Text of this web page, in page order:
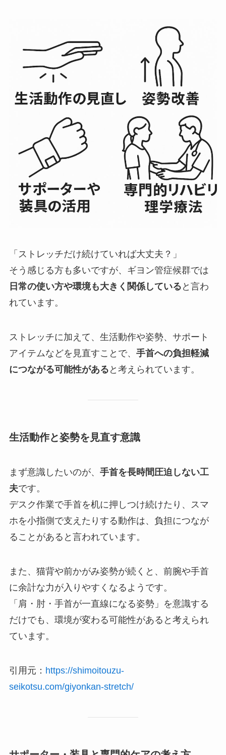
「ストレッチだけ続けていれば大丈夫？」
そう感じる方も多いですが、ギヨン管症候群では
日常の使い方や環境も大きく関係している と言わ
れています。
ストレッチに加えて、生活動作や姿勢、サポート
アイテムなどを見直すことで、 手首への負担軽減
につながる可能性がある と考えられています。
生活動作と姿勢を見直す意識
まず意識したいのが、 手首を長時間圧迫しない工
夫です。
デスク作業で手首を机に押しつけ続けたり、スマ
ホを小指側で支えたりする動作は、負担につなが
ることがあると言われています。
また、猫背や前かがみ姿勢が続くと、前腕や手首
に余計な力が入りやすくなるようです。
「肩・肘・手首が一直線になる姿勢」を意識する
だけでも、環境が変わる可能性があると考えられ
ています。
引用元： https://shimoitouzu-
seikotsu.com/giyonkan-stretch/